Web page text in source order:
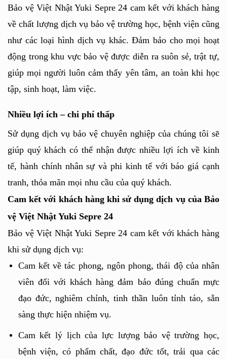
Bảo vệ Việt Nhật Yuki Sepre 24 cam kết với khách hàng
về chất lượng dịch vụ bảo vệ trường học, bệnh viện cũng
như các loại hình dịch vụ khác. Đảm bảo cho mọi hoạt
động trong khu vực bảo vệ được diễn ra suôn sẻ, trật tự,
giúp mọi người luôn cảm thấy yên tâm, an toàn khi học
tập, sinh hoạt, làm việc.
Nhiều lợi ích – chi phí thấp
Sử dụng dịch vụ bảo vệ chuyên nghiệp của chúng tôi sẽ
giúp quý khách có thể nhận được nhiều lợi ích về kinh
tế, hành chính nhân sự và phi kinh tế với báo giá cạnh
tranh, thỏa mãn mọi nhu cầu của quý khách.
Cam kết với khách hàng khi sử dụng dịch vụ của Bảo
vệ Việt Nhật Yuki Sepre 24
Bảo vệ Việt Nhật Yuki Sepre 24 cam kết với khách hàng
khi sử dụng dịch vụ:
Cam kết về tác phong, ngôn phong, thái độ của nhân
viên đối với khách hàng đảm bảo đúng chuẩn mực
đạo đức, nghiêm chỉnh, tinh thần luôn tỉnh táo, sẵn
sàng thực hiện nhiệm vụ.
Cam kết lý lịch của lực lượng bảo vệ trường học,
bệnh viện, có phẩm chất, đạo đức tốt, trải qua các